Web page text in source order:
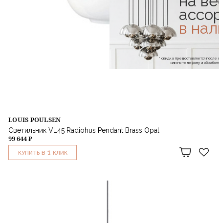
LOUIS POULSEN
Светильник VL45 Radiohus Pendant Brass Opal
99 644 ₽
КУПИТЬ В 1 КЛИК
в
* скидка предоставляется
или по телефону и